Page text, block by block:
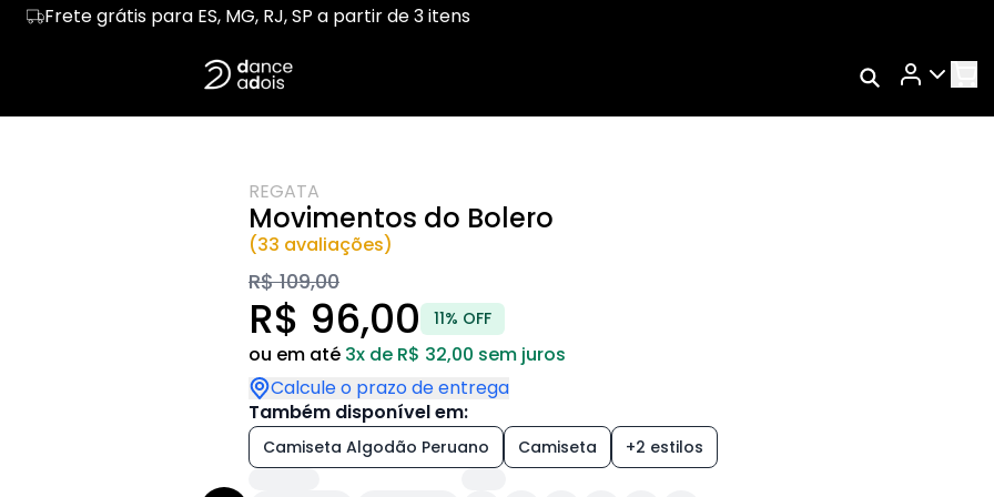
Frete grátis para ES, MG, RJ, SP a partir de 3 itens
Regata
Cropped
DANÇA SIGNOS NA PISTA
SAMBA E GAFIEIRA
HUMOR DE QUEM DANÇA
CONEXÂO & ABRAÇO
Rastrear Meu
REGATA
Movimentos do Bolero
(33 avaliações)
R$ 109,00
R$ 96,00 11% OFF
ou em até 3x de R$ 32,00 sem juros
Calcule o prazo de entrega
Também disponível em:
Camiseta Algodão Peruano Camiseta +2 estilos